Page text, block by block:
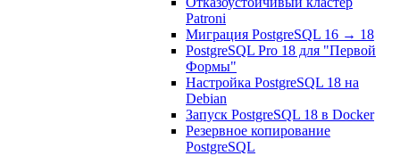
Patroni
Миграция PostgreSQL 16 → 18
PostgreSQL Pro 18 для "Первой
Формы"
Настройка PostgreSQL 18 на
Debian
Запуск PostgreSQL 18 в Docker
Резервное копирование
PostgreSQL